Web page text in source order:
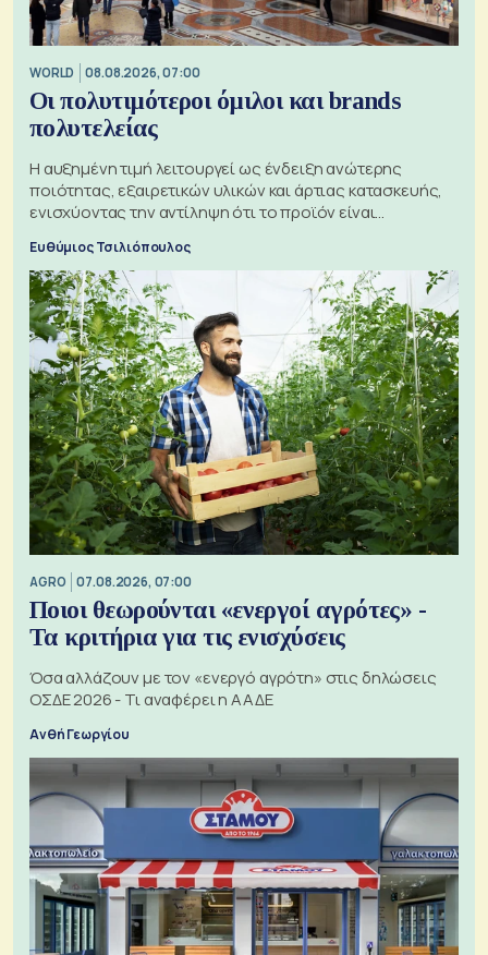
WORLD 08.08.2026, 07:00
Οι πολυτιμότεροι όμιλοι και brands
πολυτελείας
Η αυξημένη τιμή λειτουργεί ως ένδειξη ανώτερης
ποιότητας, εξαιρετικών υλικών και άρτιας κατασκευής,
ενισχύοντας την αντίληψη ότι το προϊόν είναι
ξεχωριστό
Ευθύμιος Τσιλιόπουλος
AGRO 07.08.2026, 07:00
Ποιοι θεωρούνται «ενεργοί αγρότες» -
Τα κριτήρια για τις ενισχύσεις
Όσα αλλάζουν με τον «ενεργό αγρότη» στις δηλώσεις
ΟΣΔΕ 2026 - Τι αναφέρει η ΑΑΔΕ
Ανθή Γεωργίου